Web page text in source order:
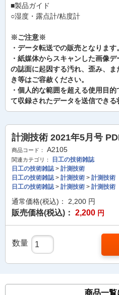
■製品ガイド
○湿度・露点計/粘度計
※ご注意※
・データ転送での販売となりま
・紙媒体からスキャンした画像
の誌面に起因する汚れ、歪み、
き等はご容赦ください。
・個人的な範囲を超える使用目
て収録されたデータを送信できる
計測技術 2021年5月号
商品コード： A2105
関連カテゴリ：
日工の技術雑誌
日工の技術雑誌> 計測技術
日工の技術雑誌> 計測技術 > 計測技
日工の技術雑誌> 計測技術 > 計測技
通常価格(税込)： 2,200 円
販売価格(税込)： 2,200 円
数量
商品一覧